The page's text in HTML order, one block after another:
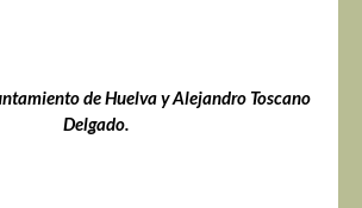
de Huelva y Alejandro Toscano
Delgado.